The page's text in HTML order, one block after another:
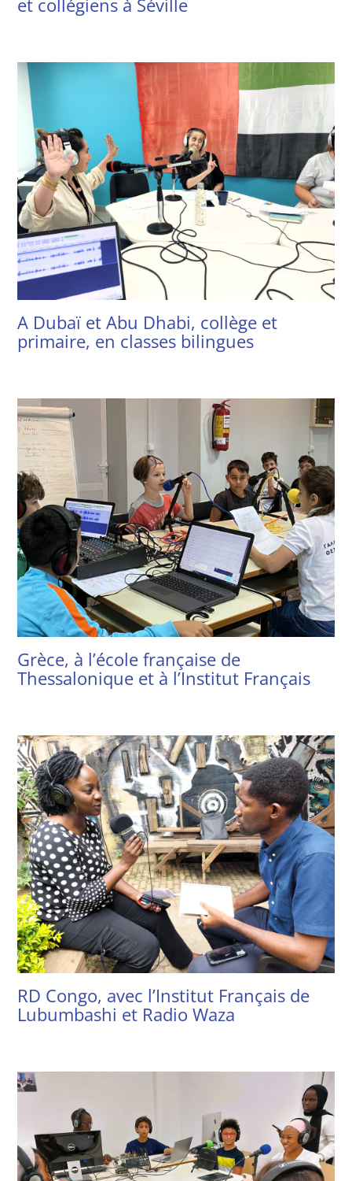
et collégiens à Séville
A Dubaï et Abu Dhabi, collège et
primaire, en classes bilingues
Grèce, à l’école française de
Thessalonique et à l’Institut Français
RD Congo, avec l’Institut Français de
Lubumbashi et Radio Waza